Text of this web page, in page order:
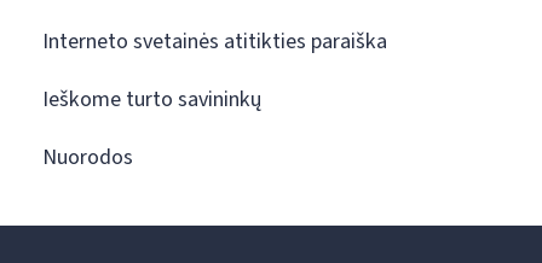
Interneto svetainės atitikties paraiška
Ieškome turto savininkų
Nuorodos